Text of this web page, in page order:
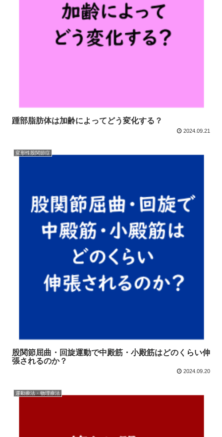
踵部脂肪体は加齢によってどう変化する？
2024.09.21
変形性股関節症
股関節屈曲・回旋運動で中殿筋・小殿筋はどのくらい伸
張されるのか？
2024.09.20
運動療法・物理療法